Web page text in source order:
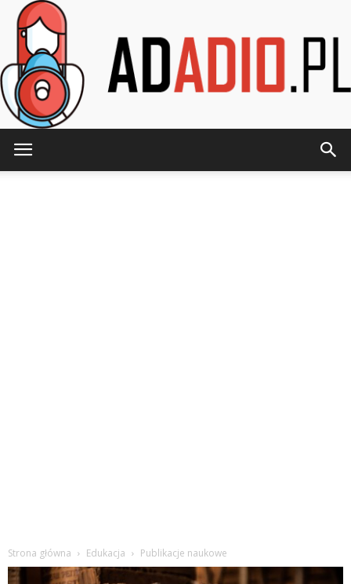
Strona główna Edukacja Publikacje naukowe